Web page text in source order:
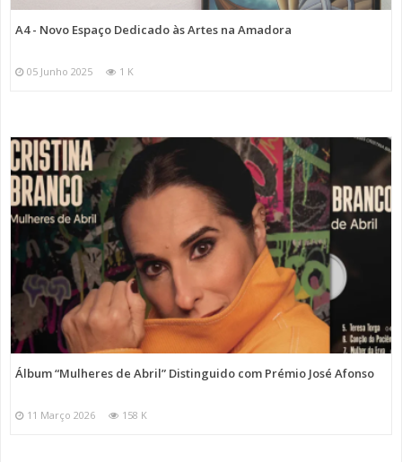
A4 - Novo Espaço Dedicado às Artes na Amadora
05 Junho 2025 1 K
Álbum “Mulheres de Abril” Distinguido com Prémio José Afonso
11 Março 2026 158 K